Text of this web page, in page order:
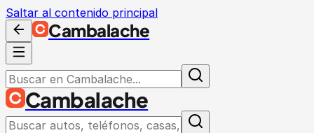
Saltar al contenido principal
Cambalache
Cambalache